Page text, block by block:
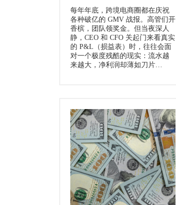
每年年底，跨境电商圈都在庆祝
各种破亿的 GMV 战报。高管们开
香槟，团队领奖金。但当夜深人
静，CEO 和 CFO 关起门来看真实
的 P&L（损益表）时，往往会面
对一个极度残酷的现实：流水越
来越大，净利润却薄如刀片…